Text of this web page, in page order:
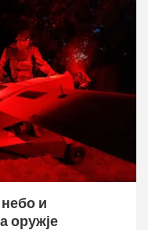
небо и
оружје